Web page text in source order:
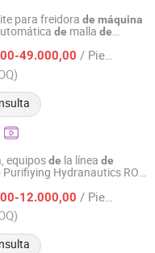
para freidora de máquina
de malla de
49.000,00 / Pieza
CO., LTD.
2022
equiposde la línea de
Hydranautics RO
deagua Filtro
dela
12.000,00 / Pieza
Ltd.